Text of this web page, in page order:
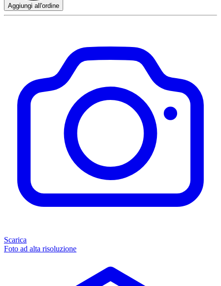
Aggiungi all'ordine
Scarica
Foto ad alta risoluzione